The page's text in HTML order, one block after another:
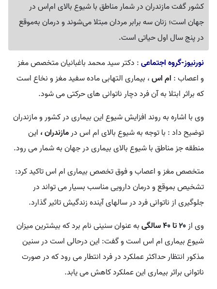
کشور گفت مازندران در شمار مناطق با شیوع بالای ام‌اس در
جهان است؛ زنان سه برابر مردان مبتلا می‌شوند و درمان به‌موقع
در پنج سال اول حیاتی است.
نورنیوز-گروه اجتماعی: دکتر سید محمد باغبانیان متخصص مغز
و اعصاب : ام اس، بیماری التهابی ماده سفید مغز و نخاع است
که براثر ابتلا به آن فرد دچار ناتوانی های حرکتی می شود.
وی با اشاره به روند افزایش شیوع این بیماری در کشور و مازندران
توضیح داد : با توجه به شیوع بالای ام اس درمازندران ، این
منطقه جز مناطق با شیوع بالای بیماری در جهان به شمار می رود.
متخصص مغز و اعصاب و فوق تخصص بیماری ام اس تاکید کرد:
تشخیص بموقع و درمان دارویی مناسب بسیار می تواند در
جلوگیری از ناتوانی فرد در سالهای آینده زندگیش تاثیر گذارد.
وی از
به عنوان سنینی نام برد که بیشترین میزان
شیوع بیماری ام اس است و گفت: این درحالی است در سنین
مذکور انتظار حداکثر عملکرد در فرد انتطار می رود که در صورت
ناتوانی براثر بیماری این عملکرد کاهش می یابد.